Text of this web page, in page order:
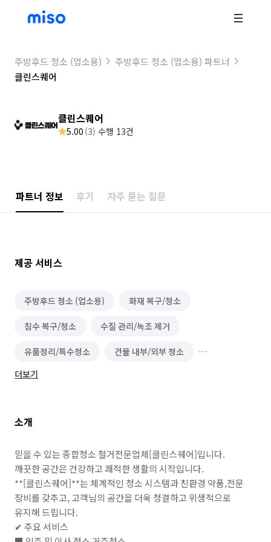
주방후드 청소 (업소용)
주방후드 청소 (업소용) 파트너
클린스퀘어
클린스퀘어
5.00 (3) 수행 13건
파트너 정보 후기 자주 묻는 질문
제공 서비스
주방후드 청소 (업소용) 화재 복구/청소
침수 복구/청소 수질 관리/녹조 제거
유품정리/특수청소 건물 내부/외부 청소
닥트/환풍구 청소
건물 관리(종합/시설/행정/경비)
에어컨 수리 냉장고 청소 (업소용) 실내 소독
폐기물 처리 악취 제거 해충방역 가구 수리
철거 곰팡이 제거 카페트 청소 소형이사
비둘기 퇴치
더보기
소개
믿을 수 있는 종합청소 철거전문업체[클린스퀘어]입니다.
깨끗한 공간은 건강하고 쾌적한 생활의 시작입니다.
**[클린스퀘어]**는 체계적인 청소 시스템과 친환경 약품,전문
장비를 갖추고, 고객님의 공간을 더욱 청결하고 위생적으로
유지해 드립니다.
✔ 주요 서비스